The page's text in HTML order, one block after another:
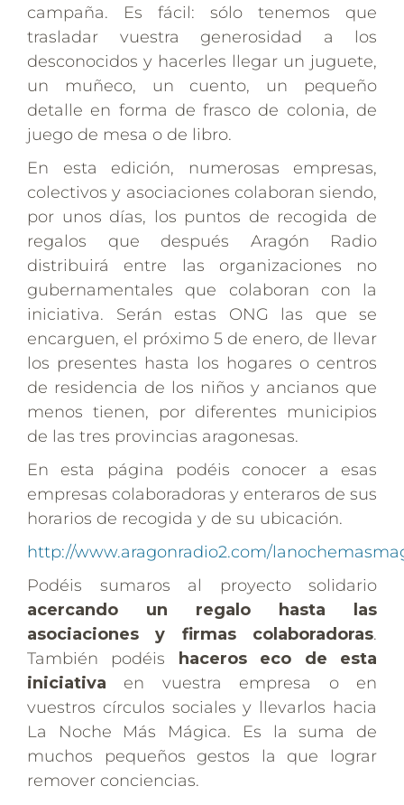
campaña. Es fácil: sólo tenemos que
trasladar vuestra generosidad a los
desconocidos y hacerles llegar un juguete,
un muñeco, un cuento, un pequeño
detalle en forma de frasco de colonia, de
juego de mesa o de libro.
En esta edición, numerosas empresas,
colectivos y asociaciones colaboran siendo,
por unos días, los puntos de recogida de
regalos que después Aragón Radio
distribuirá entre las organizaciones no
gubernamentales que colaboran con la
iniciativa. Serán estas ONG las que se
encarguen, el próximo 5 de enero, de llevar
los presentes hasta los hogares o centros
de residencia de los niños y ancianos que
menos tienen, por diferentes municipios
de las tres provincias aragonesas.
En esta página podéis conocer a esas
empresas colaboradoras y enteraros de sus
horarios de recogida y de su ubicación.
http://www.aragonradio2.com/
Podéis sumaros al proyecto solidario
acercando un regalo hasta las
asociaciones y firmas colaboradoras.
También podéis haceros eco de esta
iniciativa en vuestra empresa o en
vuestros círculos sociales y llevarlos hacia
La Noche Más Mágica. Es la suma de
muchos pequeños gestos la que lograr
remover conciencias.